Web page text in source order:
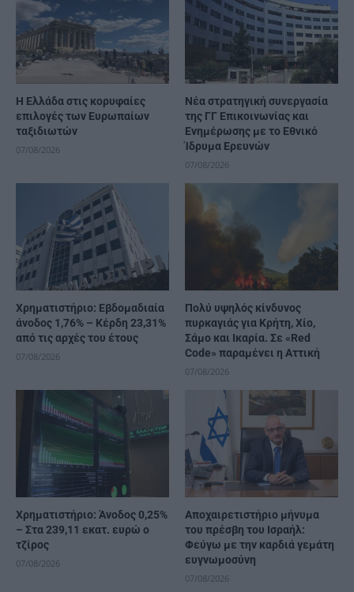
Η Ελλάδα στις κορυφαίες
επιλογές των Ευρωπαίων
ταξιδιωτών
07/08/2026
Νέα στρατηγική συνεργασία
της ΓΓ Επικοινωνίας και
Ενημέρωσης με το Εθνικό
Ίδρυμα Ερευνών
07/08/2026
Χρηματιστήριο: Εβδομαδιαία
άνοδος 1,76% – Κέρδη 23,31%
από τις αρχές του έτους
07/08/2026
Πολύ υψηλός κίνδυνος
πυρκαγιάς για Κρήτη, Χίο,
Σάμο και Ικαρία. Σε «Red
Code» παραμένει η Αττική
07/08/2026
Χρηματιστήριο: Άνοδος 0,25%
– Στα 239,11 εκατ. ευρώ ο
τζίρος
07/08/2026
Αποχαιρετιστήριο μήνυμα
του πρέσβη του Ισραήλ:
Φεύγω με την καρδιά γεμάτη
ευγνωμοσύνη
07/08/2026